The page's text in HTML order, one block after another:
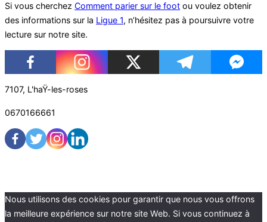
Si vous cherchez Comment parier sur le foot ou voulez obtenir
des informations sur la Ligue 1, n’hésitez pas à poursuivre votre
lecture sur notre site.
7107, L'haŸ-les-roses
0670166661
Nous utilisons des cookies pour garantir que nous vous offrons
la meilleure expérience sur notre site Web. Si vous continuez à